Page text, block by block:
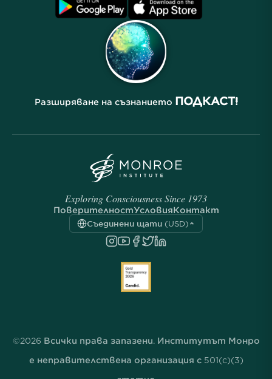
Разширяване на съзнанието ПОДКАСТ!
Exploring Consciousness Since 1973
ПоверителностУсловияКонтакт
Съединени щати (USD)
©2026 Всички права запазени. Институтът Монро
е неправителствена организация с 501(c)(3)